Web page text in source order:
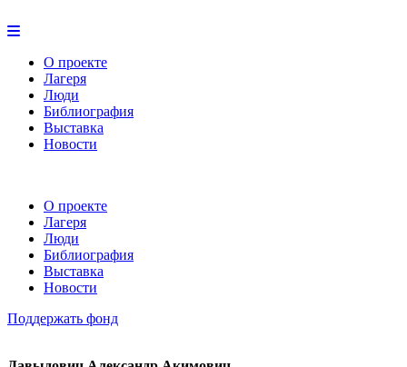
О проекте
Лагеря
Люди
Библиография
Выставка
Новости
О проекте
Лагеря
Люди
Библиография
Выставка
Новости
Поддержать фонд